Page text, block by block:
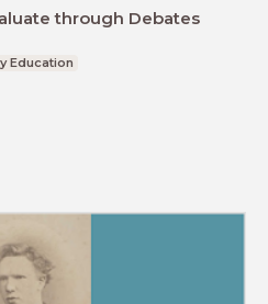
through Debates
Education